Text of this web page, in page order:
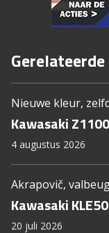
Nieuwe kleur,
Kawasaki
4 augustus 2026
Akrapovič,
Kawasaki
20 juli 2026